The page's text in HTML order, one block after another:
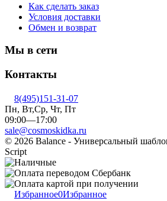
Как сделать заказ
Условия доставки
Обмен и возврат
Мы в сети
Контакты
8(495)151-31-07
Пн, Вт,Ср, Чт, Пт
09:00—17:00
sale@cosmoskidka.ru
© 2026 Balance - Универсальный
Script
Избранное0Избранное